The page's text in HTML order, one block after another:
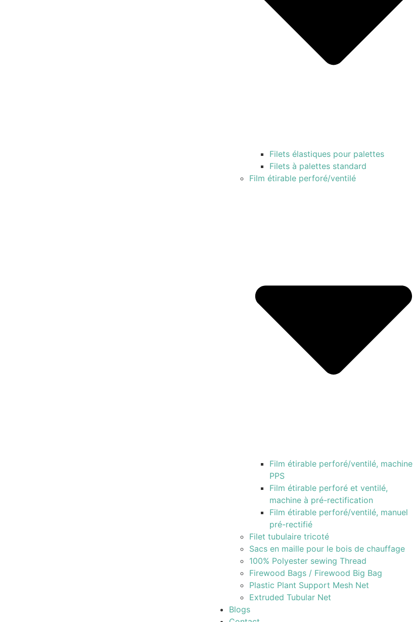
Filets élastiques pour palettes
Filets à palettes standard
Film étirable perforé/ventilé
Film étirable perforé/ventilé, machine
PPS
Film étirable perforé et ventilé,
machine à pré-rectification
Film étirable perforé/ventilé, manuel
pré-rectifié
Filet tubulaire tricoté
Sacs en maille pour le bois de chauffage
100% Polyester sewing Thread
Firewood Bags / Firewood Big Bag
Plastic Plant Support Mesh Net
Extruded Tubular Net
Blogs